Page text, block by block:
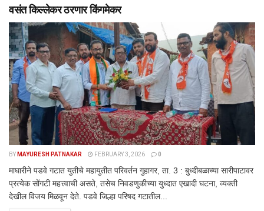
वसंत किल्लेकर ठरणार किंगमेकर
BY MAYURESH PATNAKAR FEBRUARY 3, 2026 0
माघारीने पडवे गटात युतीचे महायुतीत परिवर्तन गुहागर, ता. 3 : बुध्दीबळाच्या सारीपाटावर
प्रत्येक सोंगटी महत्त्वाची असते, तसेच निवडणुकीच्या युध्दात एखादी घटना, व्यक्ती
देखील विजय मिळवून देते. पडवे जिल्हा परिषद गटातील...